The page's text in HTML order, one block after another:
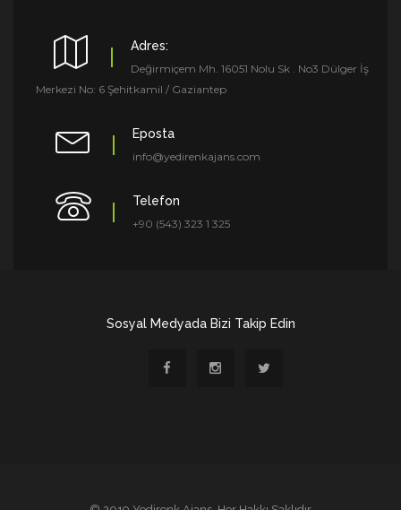
Adres:
Değirmiçem Mh. 16051 Nolu Sk . No3 Dülger İş
Merkezi No: 6 Şehitkamil / Gaziantep
Eposta
info@yedirenkajans.com
Telefon
+90 (543) 323 1 325
Sosyal Medyada Bizi Takip Edin